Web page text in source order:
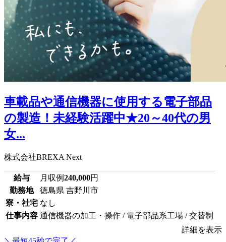
車載品や通信機器に使用する電子部品
の製造！未経験活躍中★20～40代の男
女...
株式会社BREXA Next
給与 月収例240,000円
勤務地
徳島県 吉野川市
寮・社宅 なし
仕事内容 通信機器の加工・操作 / 電子部品系工場 / 交替制
詳細を表示